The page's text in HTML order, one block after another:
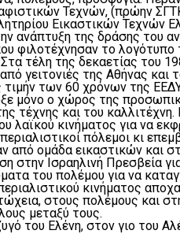
Τεχνών, (πρώην
Εικαστικών Τεχνών
ανάπτυξη της δράσης του
φιλοτέχνησαν το
τέλη της δεκαετίας του
γειτονιές της Αθήνας
των 60 χρόνων της
μόνο ο χώρος της
τέχνης και του
λαϊκού κινήματος για να
πόλεμοι κι
από ομάδα εικαστικών και
στην Ισραηλινή Πρεσβεία
του πολέμου για να
κινήματος
στους πολέμους και
μεταξύ τους.
του Ελένη, στον γιο του